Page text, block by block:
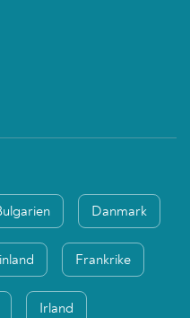
Danmark
Frankrike
Irland